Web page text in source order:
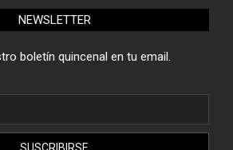
NEWSLETTER
boletín quincenal en tu email.